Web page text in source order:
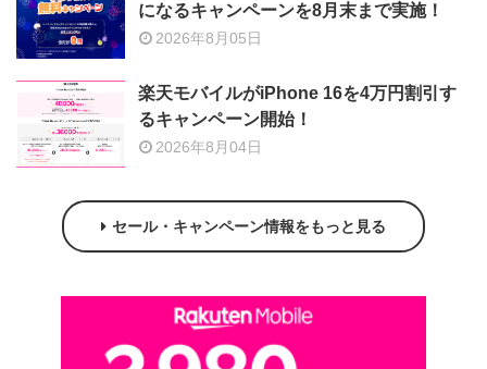
になるキャンペーンを8月末まで実施！
2026年8月05日
楽天モバイルがiPhone 16を4万円割引す
るキャンペーン開始！
2026年8月04日
セール・キャンペーン情報をもっと見る